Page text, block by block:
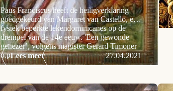
Paus Franciscus heeft de heiligverklaring
goedgekeurd van Margaret van Castello, een
fysiek beperkte lekendominicanes op de
drempel van de 14e eeuw. 'Een gewonde
genezer’, volgens magister Gerard Timoner
o.p.Lees meer 27.04.2021